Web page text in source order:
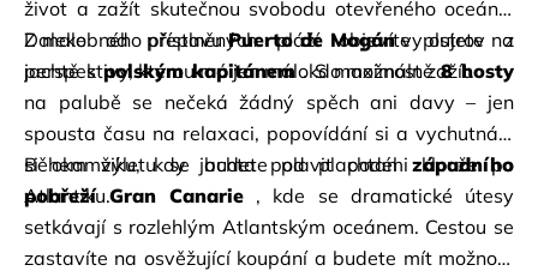
život a zažít skutečnou svobodu otevřeného oceánu.
Daleko od přeplněných pláží objevíte ostrov z
perspektivy, kterou má jen málokdo možnost zažít.
Z malebného přístavuPuerto de Mogán vyplujete na
jachtě s polským kapitánem . S maximálně 8 hosty
na palubě se nečeká žádný spěch ani davy – jen
spousta času na relaxaci, popovídání si a vychutnání
si okamžiku, kdy jachta pod plachtami klouže po
Atlantiku.
Během výletu se budete plavit podél západního
pobřeží Gran Canarie , kde se dramatické útesy
setkávají s rozlehlým Atlantským oceánem. Cestou se
zastavíte na osvěžující koupání a budete mít možnost